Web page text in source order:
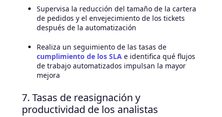
Supervisa la reducción del tamaño de la cartera
de pedidos y el envejecimiento de los tickets
después de la automatización
Realiza un seguimiento de las tasas de
cumplimiento de los SLA e identifica qué flujos
de trabajo automatizados impulsan la mayor
mejora
7. Tasas de reasignación y
productividad de los analistas